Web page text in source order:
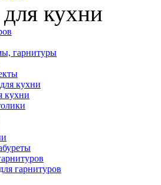
кухни
гарнитуры
кухни
кухни
гарнитуров